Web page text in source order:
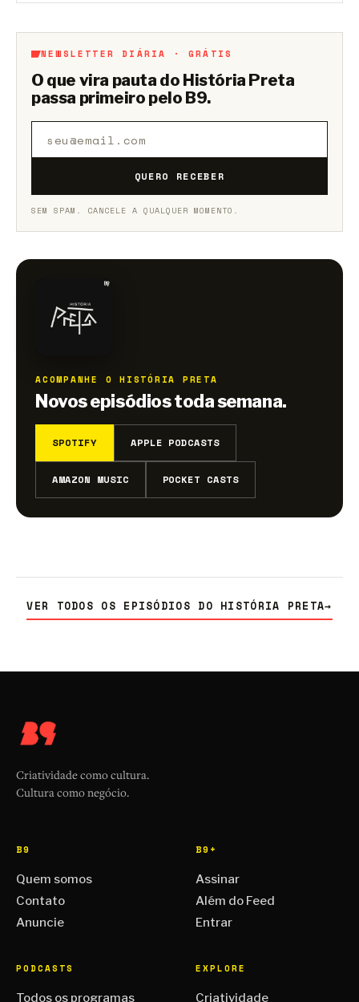
NEWSLETTER DIÁRIA · GRÁTIS
O que vira pauta do História Preta
passa primeiro pelo B9.
QUERO RECEBER
SEM SPAM. CANCELE A QUALQUER MOMENTO.
ACOMPANHE O HISTÓRIA PRETA
Novos episódios toda semana.
SPOTIFY APPLE PODCASTS
AMAZON MUSIC POCKET CASTS
VER TODOS OS EPISÓDIOS DO HISTÓRIA PRETA→
Criatividade como cultura.
Cultura como negócio.
B9
Quem somos
Contato
Anuncie
B9+
Assinar
Além do Feed
Entrar
PODCASTS
Todos os programas
EXPLORE
Criatividade